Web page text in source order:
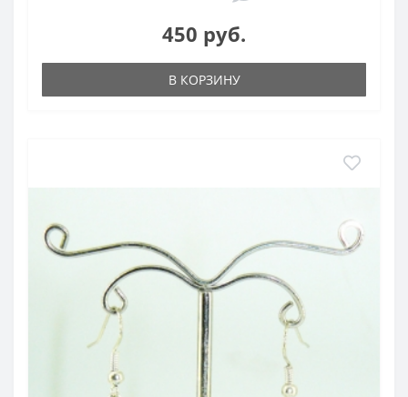
450 руб.
В КОРЗИНУ